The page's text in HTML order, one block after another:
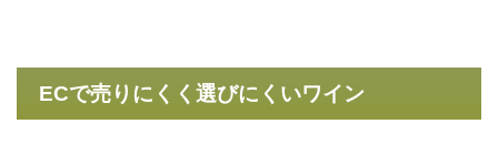
ECで売りにくく選びにくいワイン